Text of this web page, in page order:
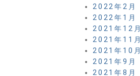
2022年2月
2022年1月
2021年12月
2021年11月
2021年10月
2021年9月
2021年8月